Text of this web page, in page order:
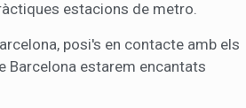
estacions de metro.
posi's en contacte amb els
Barcelona estarem encantats